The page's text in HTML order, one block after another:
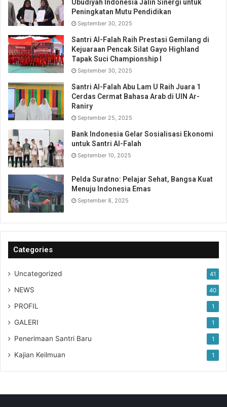
Ubudiyah Indonesia Jalin Sinergi untuk
Peningkatan Mutu Pendidikan
September 30, 2025
Santri Al-Falah Raih Prestasi Gemilang di
Kejuaraan Pencak Silat Gayo Highland
Tapak Suci Championship I
September 30, 2025
Santri Al-Falah Abu Lam U Raih Juara 1
Cerdas Cermat Bahasa Arab di UIN Ar-
Raniry
September 25, 2025
Bank Indonesia Gelar Sosialisasi Ekonomi
untuk Santri Al-Falah
September 10, 2025
Pelda Suratno: Pelajar Sehat, Bangsa Kuat
Menuju Indonesia Emas
September 8, 2025
Categories
Uncategorized 41
NEWS 40
PROFIL 1
GALERI 1
Penerimaan Santri Baru 1
Kajian Keilmuan 1